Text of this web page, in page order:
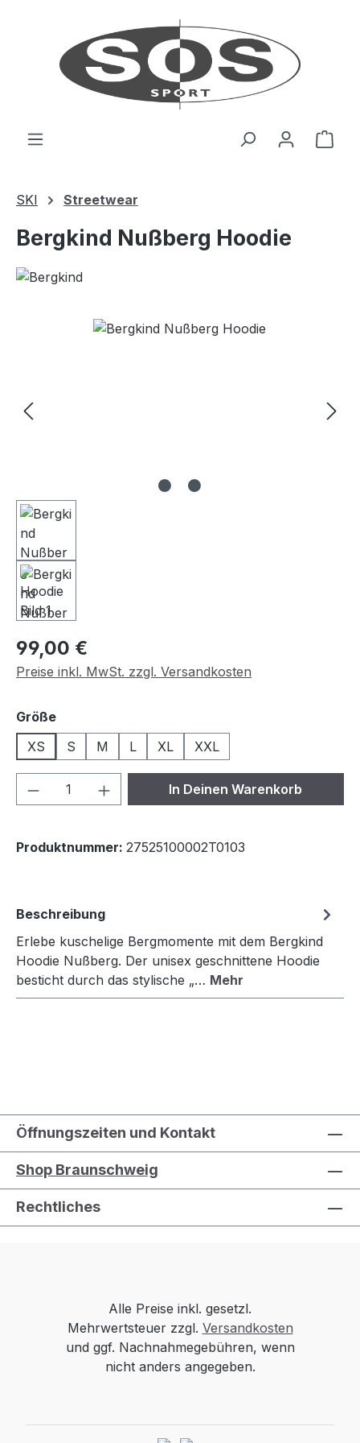
SKI Streetwear
Bergkind Nußberg Hoodie
Bildergalerie überspringen
Regulärer Preis:
99,00 €
Preise inkl. MwSt. zzgl. Versandkosten
Größeauswählen
XS
S M L XL XXL
Produkt Anzahl: Gib denIn Deinen Warenkorb
Produktnummer: 27525100002T0103
Beschreibung
Erlebe kuschelige Bergmomente mit dem Bergkind
Hoodie Nußberg. Der unisex geschnittene Hoodie
besticht durch das stylische „… Mehr
Öffnungszeiten und Kontakt
Shop Braunschweig
Rechtliches
Alle Preise inkl. gesetzl.
Mehrwertsteuer zzgl. Versandkosten
und ggf. Nachnahmegebühren, wenn
nicht anders angegeben.